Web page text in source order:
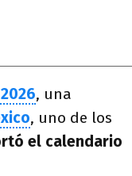
, una
, uno de los
el calendario